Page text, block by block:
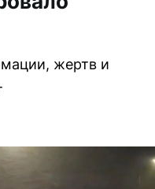
жертв и